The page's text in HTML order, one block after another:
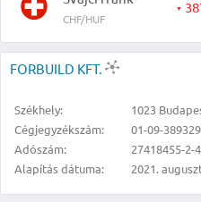
CHF/HUF
▼
FORBUILD KFT.
Székhely:
1023
Cégjegyzékszám:
01-09-389329
Adószám:
27418455-2-
Alapítás dátuma:
2021.